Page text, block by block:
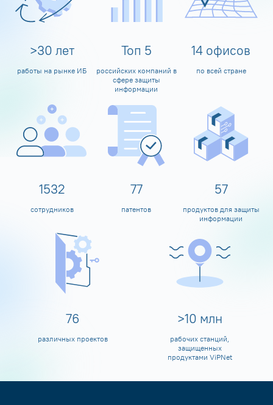
>30 лет
работы на рынке ИБ
Топ 5
российских компаний в
сфере защиты
информации
14 офисов
по всей стране
1600
сотрудников
80
патентов
60
продуктов для защиты
информации
80
различных проектов
>10 млн
рабочих станций,
защищенных
продуктами ViPNet